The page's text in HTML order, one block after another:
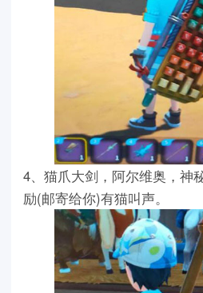
4、猫爪大剑，阿尔维奥，神
励(邮寄给你)有猫叫声。